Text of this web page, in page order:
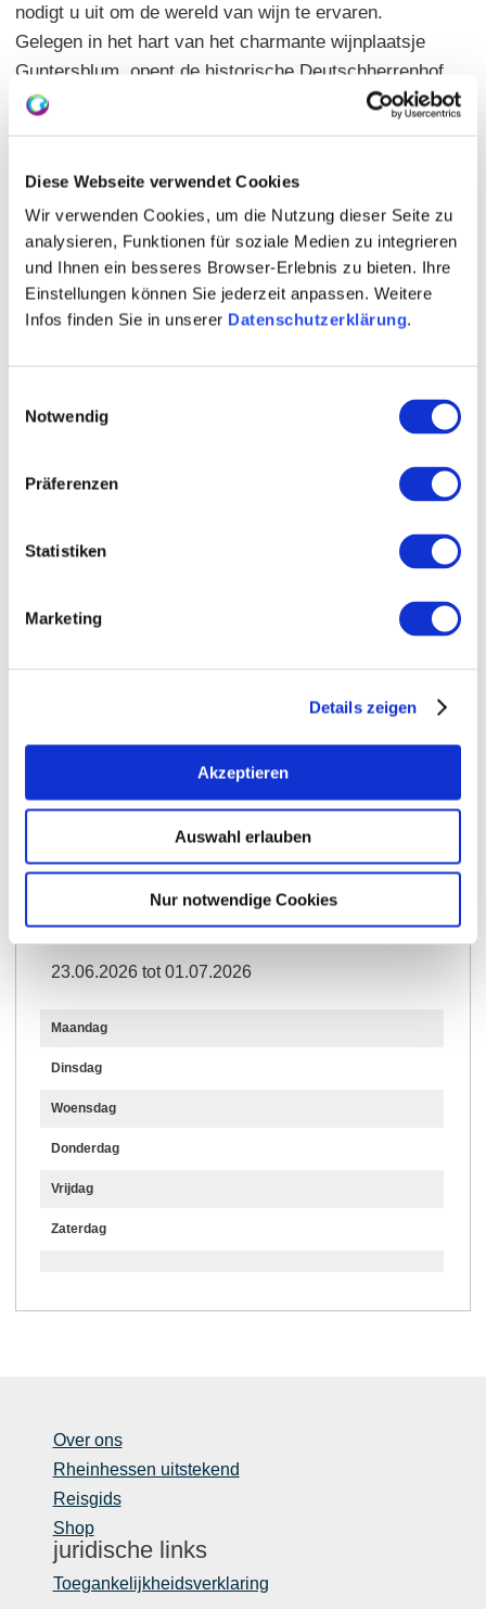
Diese Webseite verwendet Cookies
Wir verwenden Cookies, um die Nutzung dieser Seite zu
analysieren, Funktionen für soziale Medien zu integrieren
und Ihnen ein besseres Browser-Erlebnis zu bieten. Ihre
Einstellungen können Sie jederzeit anpassen. Weitere
Infos finden Sie in unserer Datenschutzerklärung.
Notwendig
Präferenzen
Statistiken
Marketing
Details zeigen
Akzeptieren
Auswahl erlauben
Nur notwendige Cookies
nodigt u uit om de wereld van wijn te ervaren.
Gelegen in het hart van het charmante wijnplaatsje
Guntersblum, opent de historische Deutschherrenhof
zijn deuren voor u en nodigt uit tot een bijzonder
Geniet van eersteklas wijnen in een unieke,
historische ambiance en laat u verwennen door de
hartelijke gastvrijheid.
Meer informatie:http://deutschherrenhof-frey.de/
Openingstijden Contact
Meer info & Downloads
Openingstijden
23.06.2026 tot 01.07.2026
Maandag
Dinsdag
Woensdag
Donderdag
Vrijdag
Zaterdag
Over ons
Rheinhessen uitstekend
Reisgids
Shop
juridische links
Toegankelijkheidsverklaring